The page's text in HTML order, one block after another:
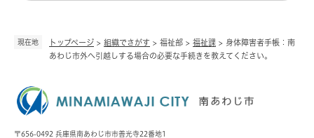
現在地 トップページ > 組織でさがす > 福祉部 > 福祉課 > 身体障害者手帳：南
あわじ市外へ引越しする場合の必要な手続きを教えてください。
〒656-0492 兵庫県南あわじ市市善光寺22番地1